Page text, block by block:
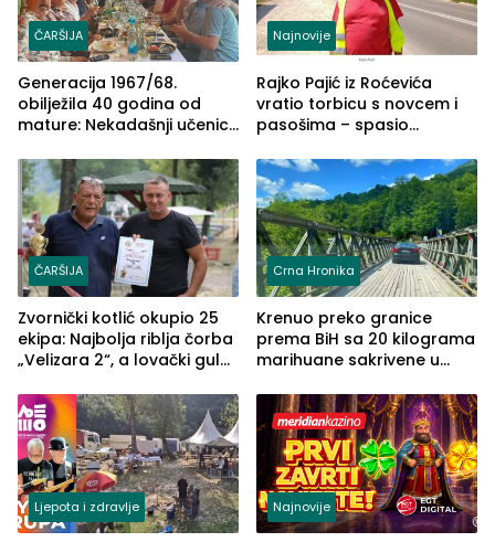
ČARŠIJA
Generacija 1967/68.
obilježila 40 godina od
mature: Nekadašnji učenici
(FOTO)
Najnovije
Rajko Pajić iz Roćevića
vratio torbicu s novcem i
pasošima – spasio
Grčkoj
ČARŠIJA
Zvornički kotlić okupio 25
ekipa: Najbolja riblja čorba
„Velizara 2“, a lovački gulaš
Crna Hronika
Krenuo preko granice
prema BiH sa 20 kilograma
marihuane sakrivene u
Ljepota i zdravlje Najnovije